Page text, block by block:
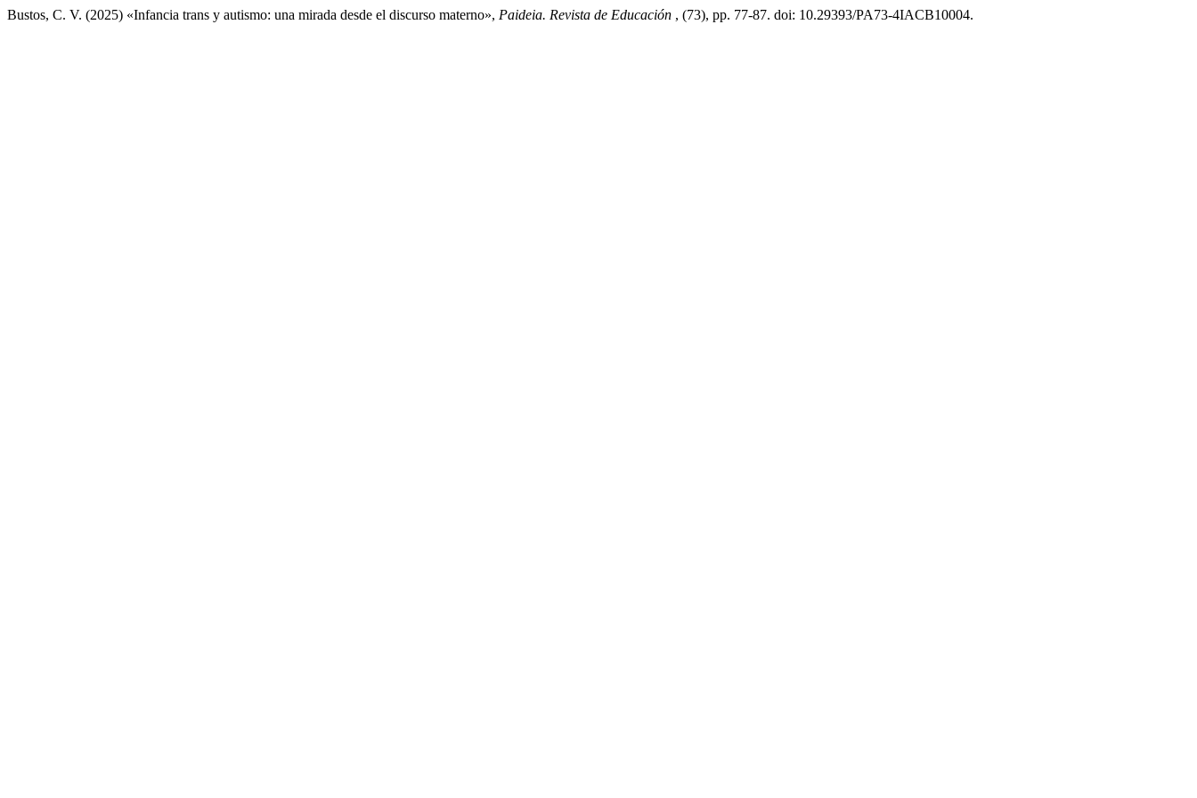
Bustos, C. V. (2025) «Infancia trans y autismo: una mirada desde el discurso materno», Paideia. Revista de Educación , (73), pp. 77-87. doi: 10.29393/PA73-4IACB10004.